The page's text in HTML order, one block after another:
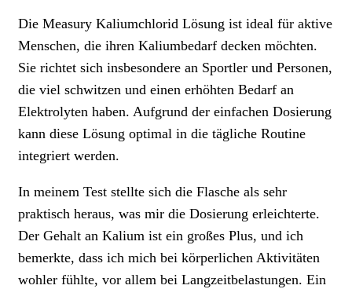
Die Measury Kaliumchlorid Lösung ist ideal für aktive
Menschen, die ihren Kaliumbedarf decken möchten.
Sie richtet sich insbesondere an Sportler und Personen,
die viel schwitzen und einen erhöhten Bedarf an
Elektrolyten haben. Aufgrund der einfachen Dosierung
kann diese Lösung optimal in die tägliche Routine
integriert werden.
In meinem Test stellte sich die Flasche als sehr
praktisch heraus, was mir die Dosierung erleichterte.
Der Gehalt an Kalium ist ein großes Plus, und ich
bemerkte, dass ich mich bei körperlichen Aktivitäten
wohler fühlte, vor allem bei Langzeitbelastungen. Ein